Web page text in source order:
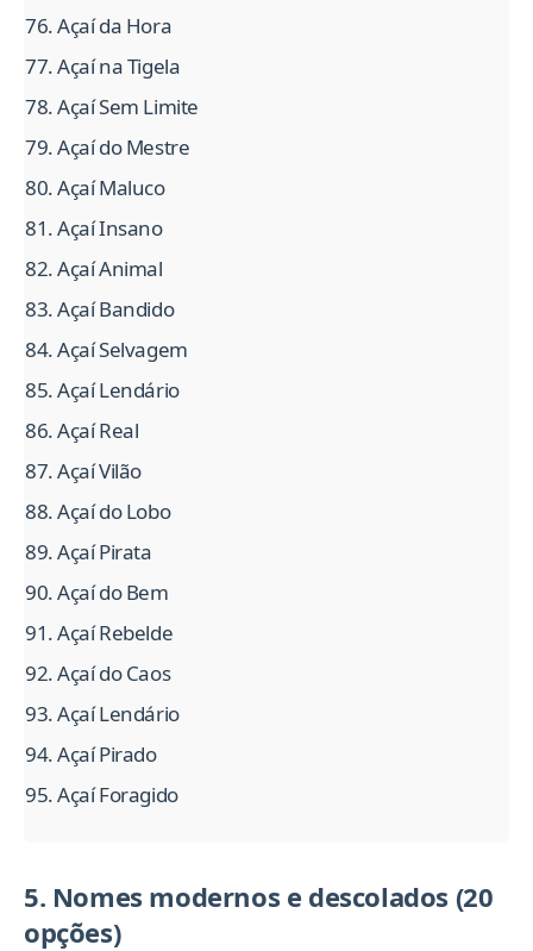
Açaí da Hora
Açaí na Tigela
Açaí Sem Limite
Açaí do Mestre
Açaí Maluco
Açaí Insano
Açaí Animal
Açaí Bandido
Açaí Selvagem
Açaí Lendário
Açaí Real
Açaí Vilão
Açaí do Lobo
Açaí Pirata
Açaí do Bem
Açaí Rebelde
Açaí do Caos
Açaí Lendário
Açaí Pirado
Açaí Foragido
5. Nomes modernos e descolados (20
opções)